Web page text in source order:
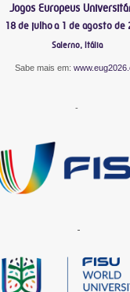
Jogos Europeus
18 de julho a 1 de agosto de
Salerno, Itália
Sabe mais em:
-
-